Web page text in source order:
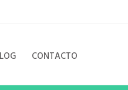
CONTACTO